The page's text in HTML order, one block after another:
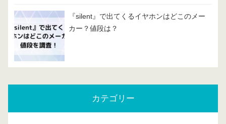
『silent』で出てくるイヤホンはどこのメー
カー？値段は？
カテゴリー